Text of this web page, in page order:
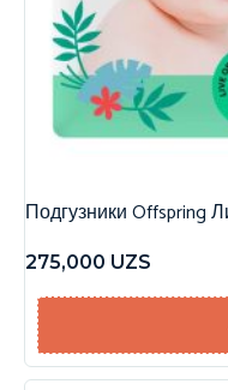
Подгузники Offspring
275,000 UZS